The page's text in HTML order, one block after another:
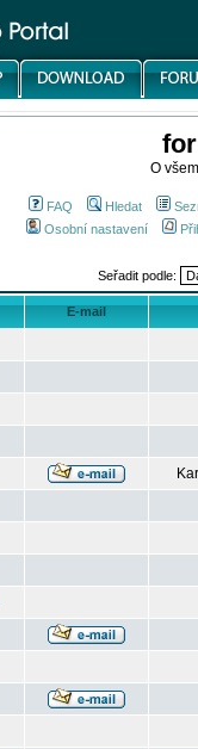
O
FAQ Hledat
Osobní nastavení
Seřadit podle:
E-mail